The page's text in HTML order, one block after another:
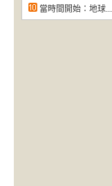
當時間開始：地球...